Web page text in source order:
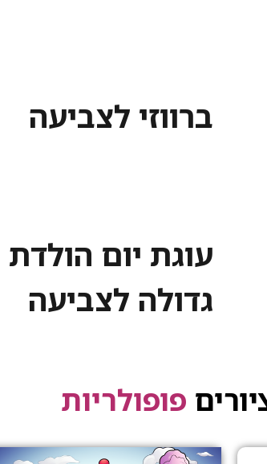
ברווזי לצביעה
עוגת יום הולדת
גדולה לצביעה
פופולריות